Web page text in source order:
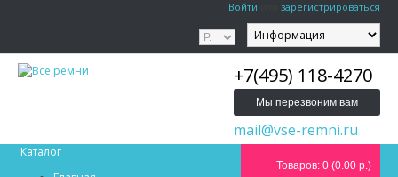
Войти зарегистрироваться
+7(495) 118-4270
Мы перезвоним вам
mail@vse-remni.ru
Каталог
Товаров: 0 (0.00 р.)